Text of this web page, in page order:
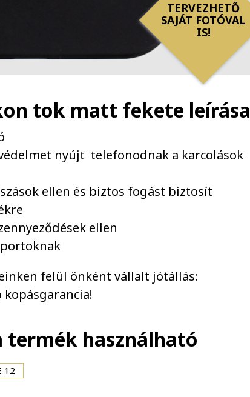
TERVEZHETŐ
SAJÁT FOTÓVAL
IS!
tok matt fekete leírása
nyújt telefonodnak a karcolások
ellen és biztos fogást biztosít
ellen
portoknak
felül önként vállalt jótállás:
kopásgarancia!
termék használható
12